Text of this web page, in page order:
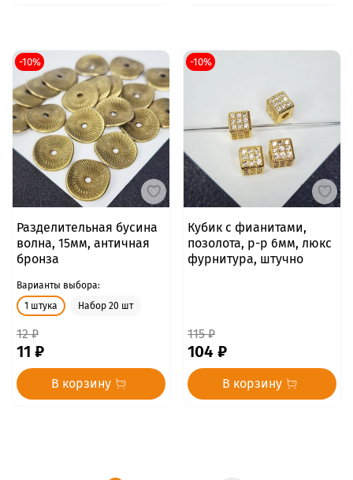
-10%
Разделительная бусина
волна, 15мм, античная
бронза
Варианты выбора:
1 штука
Набор 20 шт
12 ₽
11 ₽
В корзину
-10%
Кубик с фианитами,
позолота, р-р 6мм, люкс
фурнитура, штучно
115 ₽
104 ₽
В корзину